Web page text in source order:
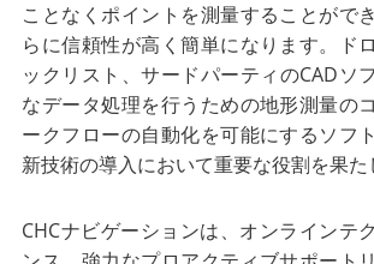
ことなくポイントを測量することがで
らに信頼性が高く簡単になります。ド
ックリスト、サードパーティのCADソ
なデータ処理を行うための地形測量の
ークフローの自動化を可能にするソフ
新技術の導入において重要な役割を果た
CHCナビゲーションは、オンラインテ